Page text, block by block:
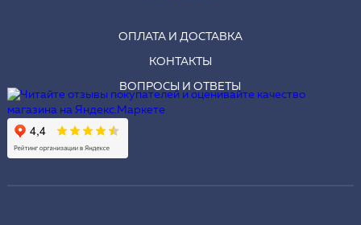
ОПЛАТА И ДОСТАВКА
КОНТАКТЫ
ВОПРОСЫ И ОТВЕТЫ